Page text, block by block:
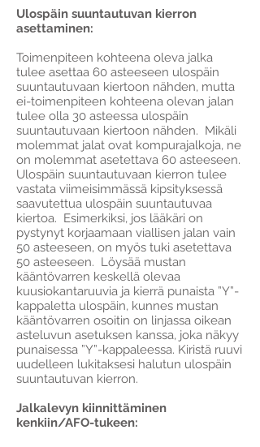
Ulospäin suuntautuvan kierron
asettaminen:
Toimenpiteen kohteena oleva jalka
tulee asettaa 60 asteeseen ulospäin
suuntautuvaan kiertoon nähden, mutta
ei-toimenpiteen kohteena olevan jalan
tulee olla 30 asteessa ulospäin
suuntautuvaan kiertoon nähden. Mikäli
molemmat jalat ovat kompurajalkoja, ne
on molemmat asetettava 60 asteeseen.
Ulospäin suuntautuvaan kierron tulee
vastata viimeisimmässä kipsityksessä
saavutettua ulospäin suuntautuvaa
kiertoa. Esimerkiksi, jos lääkäri on
pystynyt korjaamaan viallisen jalan vain
50 asteeseen, on myös tuki asetettava
50 asteeseen. Löysää mustan
kääntövarren keskellä olevaa
kuusiokantaruuvia ja kierrä punaista ”Y”-
kappaletta ulospäin, kunnes mustan
kääntövarren osoitin on linjassa oikean
asteluvun asetuksen kanssa, joka näkyy
punaisessa ”Y”-kappaleessa. Kiristä ruuvi
uudelleen lukitaksesi halutun ulospäin
suuntautuvan kierron.
Jalkalevyn kiinnittäminen
kenkiin/AFO-tukeen: